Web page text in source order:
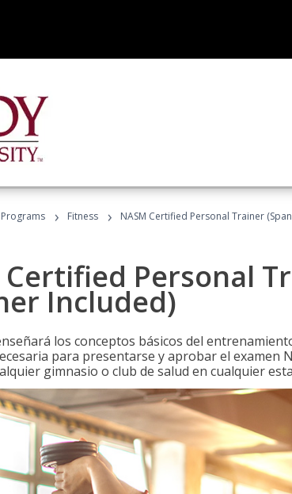
› Fitness › NASM Certified Personal Trainer
Certified Personal
Included)
los conceptos básicos del
para presentarse y aprobar el examen
gimnasio o club de salud en cualquier